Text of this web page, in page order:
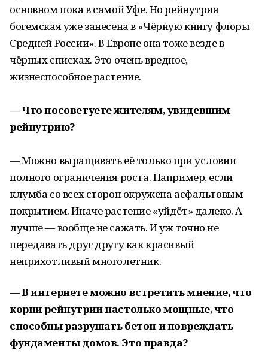
основном пока в самой Уфе. Но рейнутрия
богемская уже занесена в «Чёрную книгу флоры
Средней России». В Европе она тоже везде в
чёрных списках. Это очень вредное,
жизнеспособное растение.
— Что посоветуете жителям, увидевшим
рейнутрию?
— Можно выращивать её только при условии
полного ограничения роста. Например, если
клумба со всех сторон окружена асфальтовым
покрытием. Иначе растение «уйдёт» далеко. А
лучше — вообще не сажать. И уж точно не
передавать друг другу как красивый
неприхотливый многолетник.
— В интернете можно встретить мнение, что
корни рейнутрии настолько мощные, что
способны разрушать бетон и повреждать
фундаменты домов. Это правда?